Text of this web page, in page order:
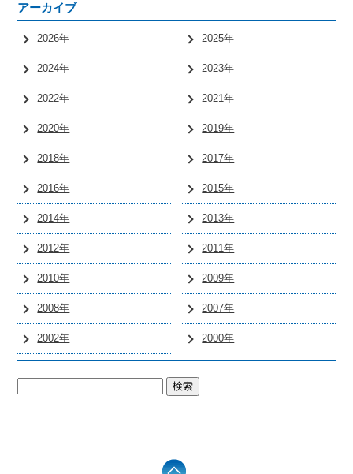
アーカイブ
2026年 2025年
2024年 2023年
2022年 2021年
2020年 2019年
2018年 2017年
2016年 2015年
2014年 2013年
2012年 2011年
2010年 2009年
2008年 2007年
2002年 2000年